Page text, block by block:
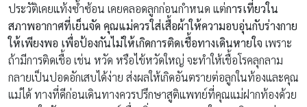
ประวัติเคยแท้งซ้ำซ้อน เคยคลอดลูกก่อนกำหนด แต่การเที่ยวใน
สภาพอากาศที่เย็นจัด คุณแม่ควรใส่เสื้อผ้าให้ความอบอุ่นกับร่างกาย
ให้เพียงพอ เพื่อป้องกันไม่ให้เกิดการติดเชื้อทางเดินหายใจ เพราะ
ถ้ามีการติดเชื้อ เช่น หวัด หรือไข้หวัดใหญ่ จะทำให้เชื้อโรคลุกลาม
กลายเป็นปอดอักเสบได้ง่าย ส่งผลให้เกิดอันตรายต่อลูกในท้องและคุณ
แม่ได้ ทางที่ดีก่อนเดินทางควรปรึกษาสูติแพทย์ที่คุณแม่ฝากท้องด้วย